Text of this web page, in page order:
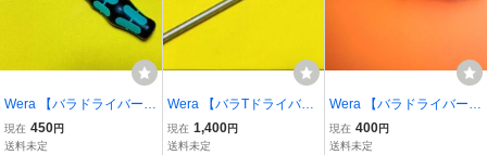
Wera 【バラドライバー】
TORX-Plus(トルクスプラ
ス) 367IP/8IP
現在 450円
送料未定
Wera 【バラTドライバ
ー】 T-ハンドル ナットド
ライバー 495T / 14ｘ230
現在 1,400円
送料未定
Wera 【バラドライバー】
TORX 367 / TX5
現在 400円
送料未定